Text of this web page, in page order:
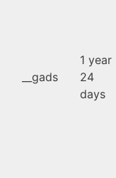
__gads
1 year
24
days